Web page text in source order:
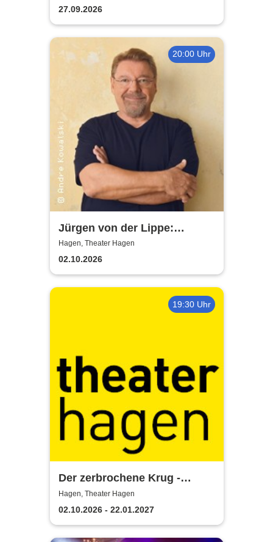
Hagen
27.09.2026
20:00 Uhr
Jürgen von der Lippe:
Sextextsextett - Comedy-
Lesung
Hagen, Theater Hagen
02.10.2026
19:30 Uhr
Der zerbrochene Krug -
Theater Hagen
Hagen, Theater Hagen
02.10.2026 - 22.01.2027